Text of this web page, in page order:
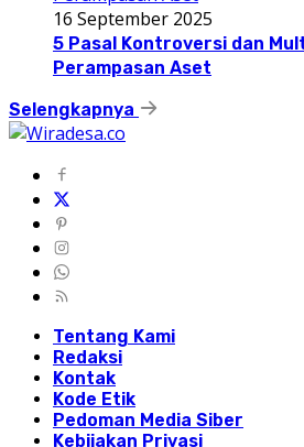
16 September 2025
5 Pasal Kontroversi dan
Perampasan Aset
Selengkapnya
Tentang Kami
Redaksi
Kontak
Kode Etik
Pedoman Media Siber
Kebijakan Privasi